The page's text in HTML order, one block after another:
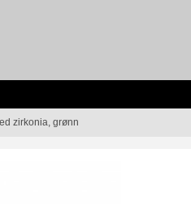
zirkonia, grønn